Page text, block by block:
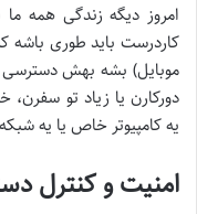
امروز دیگه زندگی همه ما
کاردرست باید طوری باشه
موبایل) بشه بهش
دورکارن یا زیاد تو
یه کامپیوتر خاص یا یه
امنیت و کنترل